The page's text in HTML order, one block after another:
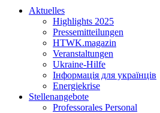
Aktuelles
Highlights 2025
Pressemitteilungen
HTWK.magazin
Veranstaltungen
Ukraine-Hilfe
Інформація для українців
Energiekrise
Stellenangebote
Professorales Personal